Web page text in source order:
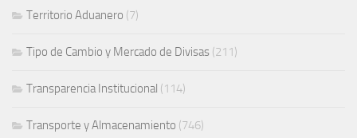
Territorio Aduanero (7)
Tipo de Cambio y Mercado de Divisas (211)
Transparencia Institucional (114)
Transporte y Almacenamiento (746)